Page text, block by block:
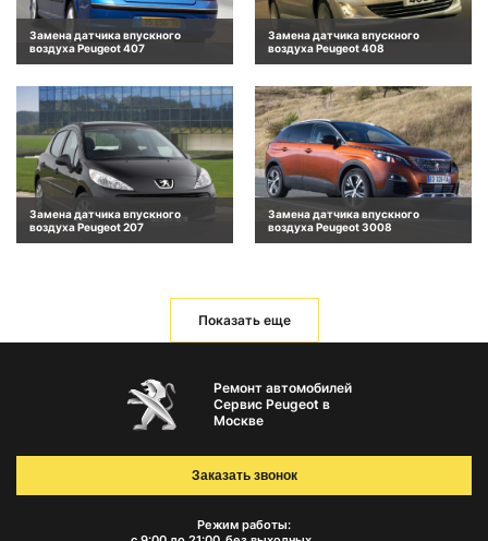
Замена датчика впускного
воздуха Peugeot 407
Замена датчика впускного
воздуха Peugeot 408
Замена датчика впускного
воздуха Peugeot 207
Замена датчика впускного
воздуха Peugeot 3008
Показать еще
Ремонт автомобилей
Сервис Peugeot в
Москве
Режим работы:
Заказать звонок